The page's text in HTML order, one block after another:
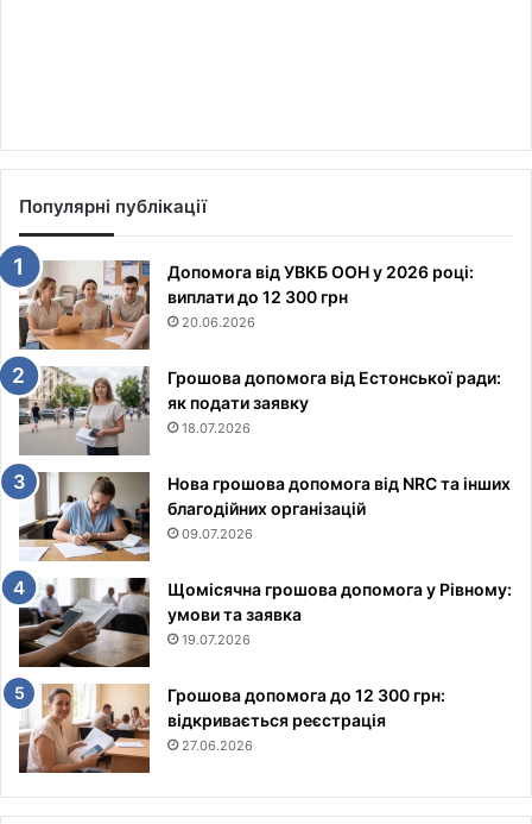
Популярні публікації
Допомога від УВКБ ООН у 2026 році:
виплати до 12 300 грн
20.06.2026
Грошова допомога від Естонської ради:
як подати заявку
18.07.2026
Нова грошова допомога від NRC та інших
благодійних організацій
09.07.2026
Щомісячна грошова допомога у Рівному:
умови та заявка
19.07.2026
Грошова допомога до 12 300 грн:
відкривається реєстрація
27.06.2026